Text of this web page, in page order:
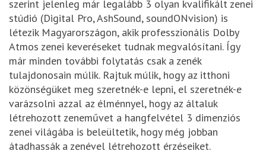
szerint jelenleg már legalább 3 olyan kvalifikált zenei
stúdió (Digital Pro, AshSound, soundONvision) is
létezik Magyarországon, akik professzionális Dolby
Atmos zenei keveréseket tudnak megvalósítani. Így
már minden további folytatás csak a zenék
tulajdonosain múlik. Rajtuk múlik, hogy az itthoni
közönségüket meg szeretnék-e lepni, el szeretnék-e
varázsolni azzal az élménnyel, hogy az általuk
létrehozott zeneművet a hangfelvétel 3 dimenziós
zenei világába is beleültetik, hogy még jobban
átadhassák a zenével létrehozott érzéseiket.